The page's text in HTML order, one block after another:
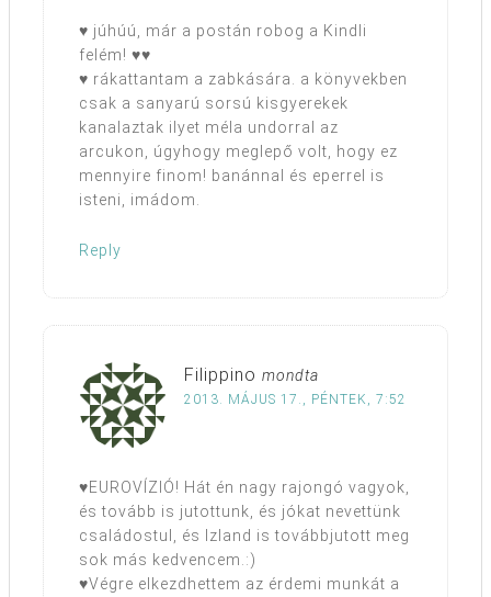
♥ júhúú, már a postán robog a Kindli
felém! ♥♥
♥ rákattantam a zabkására. a könyvekben
csak a sanyarú sorsú kisgyerekek
kanalaztak ilyet méla undorral az
arcukon, úgyhogy meglepő volt, hogy ez
mennyire finom! banánnal és eperrel is
isteni, imádom.
Reply
Filippino mondta
2013. MÁJUS 17., PÉNTEK, 7:52
♥EUROVÍZIÓ! Hát én nagy rajongó vagyok,
és tovább is jutottunk, és jókat nevettünk
családostul, és Izland is továbbjutott meg
sok más kedvencem.:)
♥Végre elkezdhettem az érdemi munkát a